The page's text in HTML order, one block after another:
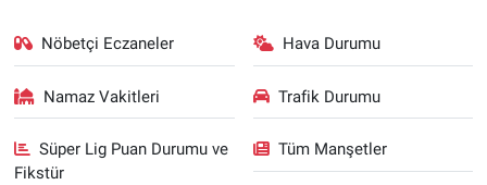
Nöbetçi Eczaneler Hava Durumu
Namaz Vakitleri Trafik Durumu
Süper Lig Puan Durumu ve
Fikstür
Tüm Manşetler